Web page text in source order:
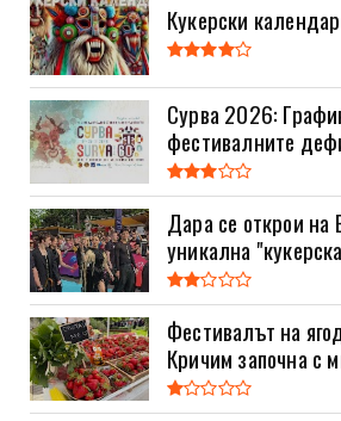
Кукерски
Сурва 2026:
фестивалните
Дара се открои на
уникална
Фестивалът на
Кричим започна с